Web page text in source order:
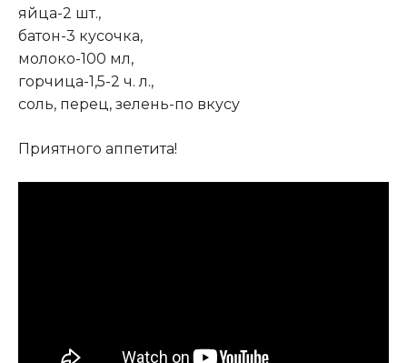
яйца-2 шт.,
батон-3 кусочка,
молоко-100 мл,
горчица-1,5-2 ч. л.,
соль, перец, зелень-по вкусу
Приятного аппетита!